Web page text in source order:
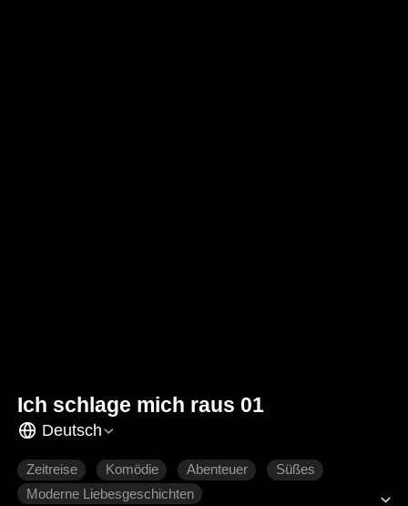
Ich schlage mich raus 01
Deutsch
Zeitreise Komödie Abenteuer
Süßes
Moderne Liebesgeschichten